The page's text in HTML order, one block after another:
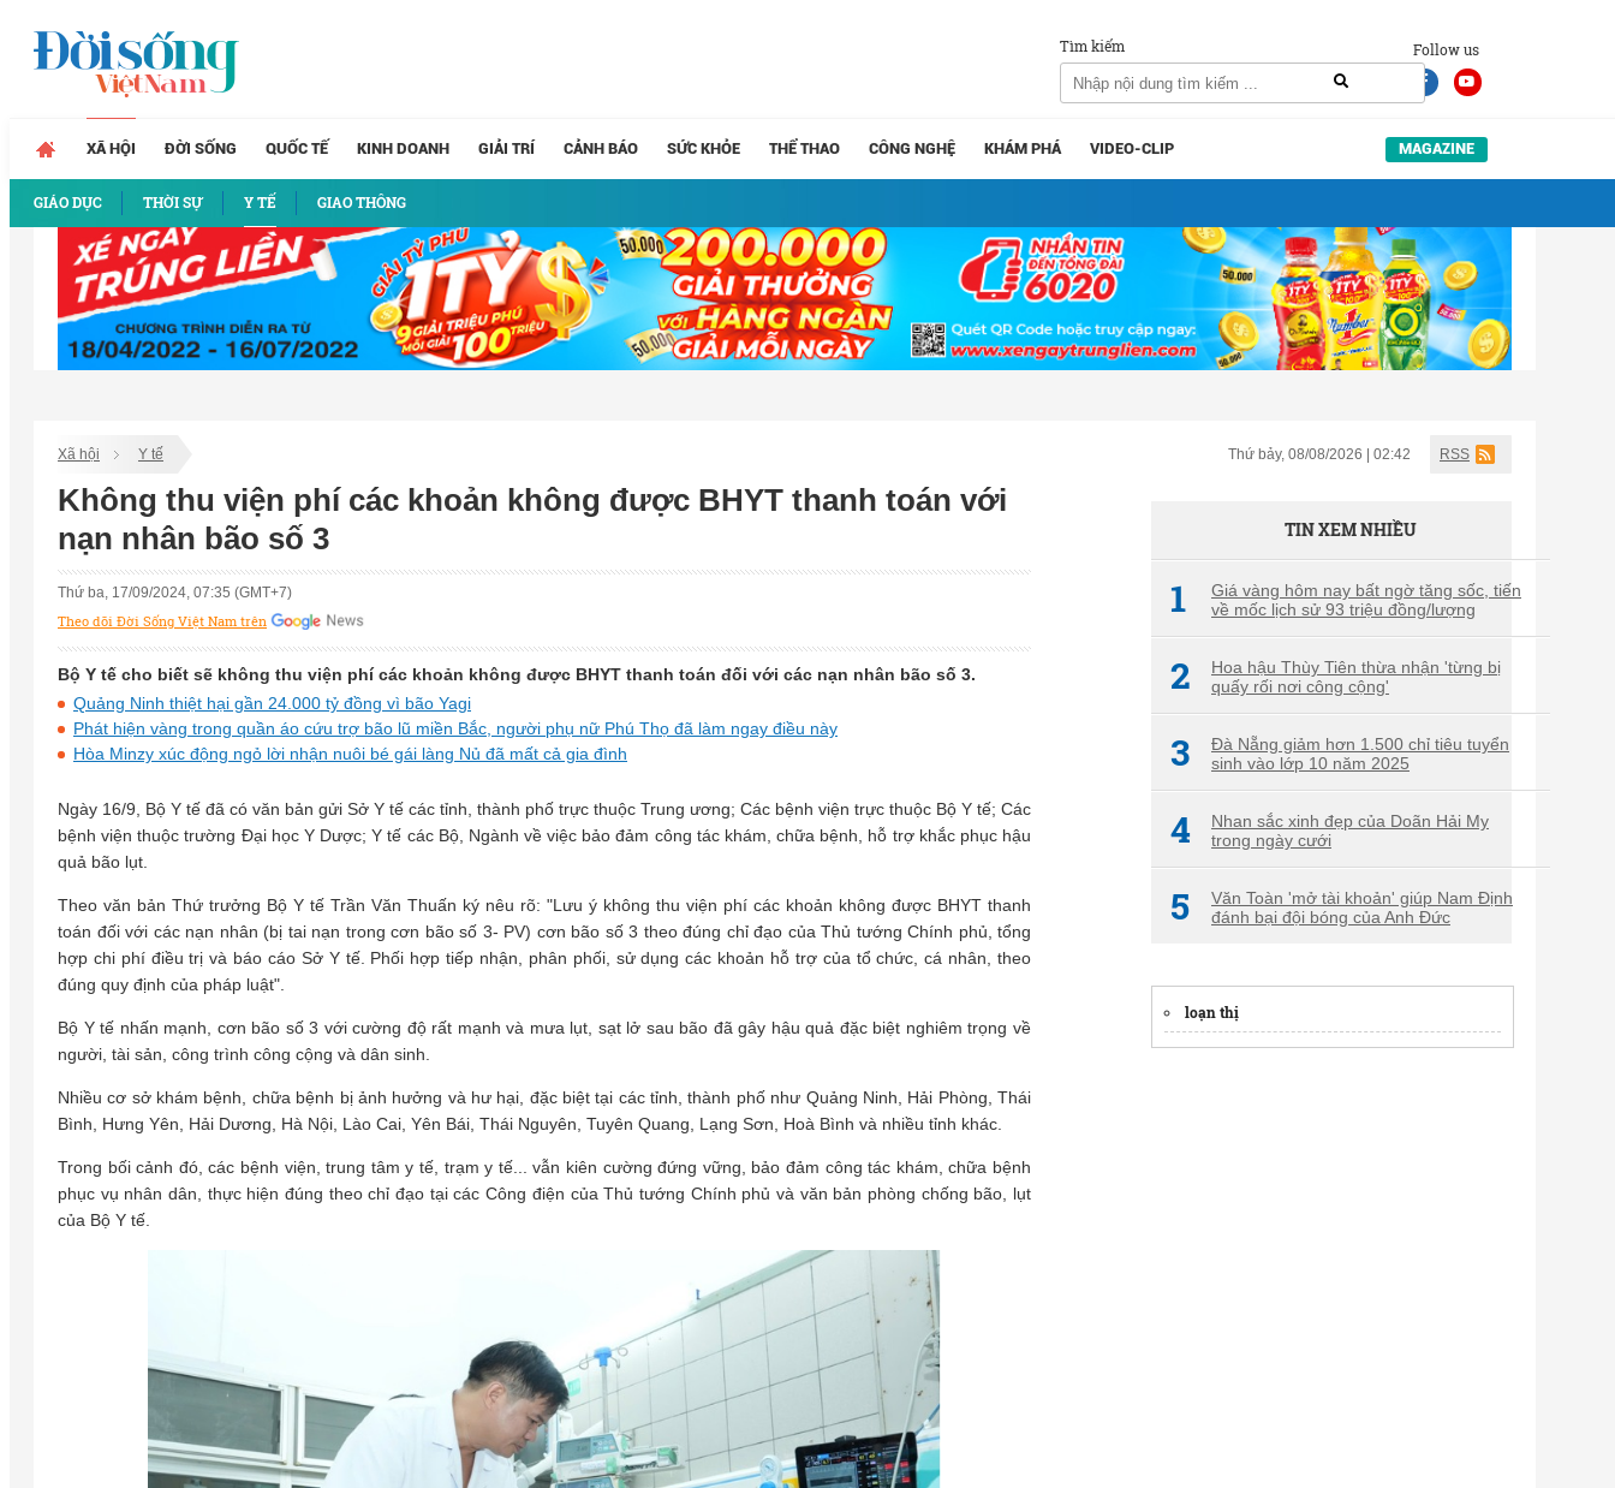
Follow us
Tìm kiếm
XÃ HỘI
GIÁO DỤC THỜI SỰ Y TẾ GIAO THÔNG
ĐỜI SỐNG QUỐC TẾ KINH DOANH GIẢI TRÍ CẢNH BÁO SỨC KHỎE THỂ THAO CÔNG NGHỆ KHÁM PHÁ VIDEO-CLIP MAGAZINE
Xã hội Y tế Thứ bảy, 08/08/2026 | 02:42 RSS
Không thu viện phí các khoản không được BHYT thanh toán với
nạn nhân bão số 3
Thứ ba, 17/09/2024, 07:35 (GMT+7)
Theo dõi Đời Sống Việt Nam trên
Bộ Y tế cho biết sẽ không thu viện phí các khoản không được BHYT thanh toán đối với các nạn nhân bão số 3.
Quảng Ninh thiệt hại gần 24.000 tỷ đồng vì bão Yagi
Phát hiện vàng trong quần áo cứu trợ bão lũ miền Bắc, người phụ nữ Phú Thọ đã làm ngay điều này
Hòa Minzy xúc động ngỏ lời nhận nuôi bé gái làng Nủ đã mất cả gia đình
Ngày 16/9, Bộ Y tế đã có văn bản gửi Sở Y tế các tỉnh, thành phố trực thuộc Trung ương; Các bệnh viện trực thuộc Bộ Y tế; Các
bệnh viện thuộc trường Đại học Y Dược; Y tế các Bộ, Ngành về việc bảo đảm công tác khám, chữa bệnh, hỗ trợ khắc phục hậu
quả bão lụt.
Theo văn bản Thứ trưởng Bộ Y tế Trần Văn Thuấn ký nêu rõ: "Lưu ý không thu viện phí các khoản không được BHYT thanh
toán đối với các nạn nhân (bị tai nạn trong cơn bão số 3- PV) cơn bão số 3 theo đúng chỉ đạo của Thủ tướng Chính phủ, tổng
hợp chi phí điều trị và báo cáo Sở Y tế. Phối hợp tiếp nhận, phân phối, sử dụng các khoản hỗ trợ của tổ chức, cá nhân, theo
đúng quy định của pháp luật".
Bộ Y tế nhấn mạnh, cơn bão số 3 với cường độ rất mạnh và mưa lụt, sạt lở sau bão đã gây hậu quả đặc biệt nghiêm trọng về
người, tài sản, công trình công cộng và dân sinh.
Nhiều cơ sở khám bệnh, chữa bệnh bị ảnh hưởng và hư hại, đặc biệt tại các tỉnh, thành phố như Quảng Ninh, Hải Phòng, Thái
Bình, Hưng Yên, Hải Dương, Hà Nội, Lào Cai, Yên Bái, Thái Nguyên, Tuyên Quang, Lạng Sơn, Hoà Bình và nhiều tỉnh khác.
Trong bối cảnh đó, các bệnh viện, trung tâm y tế, trạm y tế... vẫn kiên cường đứng vững, bảo đảm công tác khám, chữa bệnh
phục vụ nhân dân, thực hiện đúng theo chỉ đạo tại các Công điện của Thủ tướng Chính phủ và văn bản phòng chống bão, lụt
của Bộ Y tế.
TIN XEM NHIỀU
1
Giá vàng hôm nay bất ngờ tăng sốc, tiến
về mốc lịch sử 93 triệu đồng/lượng
2
Hoa hậu Thùy Tiên thừa nhận 'từng bị
quấy rối nơi công cộng'
3
Đà Nẵng giảm hơn 1.500 chỉ tiêu tuyển
sinh vào lớp 10 năm 2025
4
Nhan sắc xinh đẹp của Doãn Hải My
trong ngày cưới
5
Văn Toàn 'mở tài khoản' giúp Nam Định
đánh bại đội bóng của Anh Đức
loạn thị